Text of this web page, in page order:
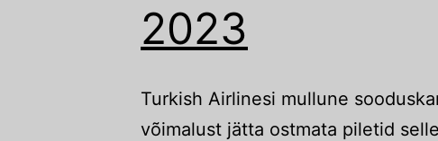
2023
Turkish Airlinesi mullune
võimalust jätta ostmata piletid